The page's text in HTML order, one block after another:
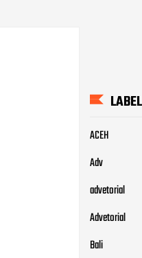
LABEL
ACEH
Adv
advetorial
Advetorial
Bali